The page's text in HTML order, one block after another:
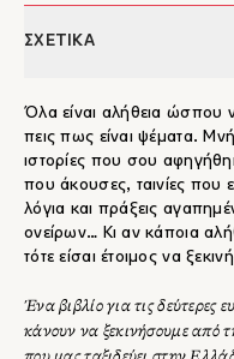
ΣΧΕΤΙΚΑ
Όλα είναι αλήθεια ώσπου
πεις πως είναι ψέματα.
ιστορίες που σου
που άκουσες, ταινίες που
λόγια και πράξεις
ονείρων… Κι αν κάποια
τότε είσαι έτοιμος να
Ένα βιβλίο για τις δεύτερες
κάνουν να ξεκινήσουμε από